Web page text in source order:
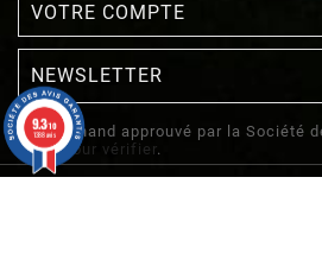
VOTRE COMPTE
NEWSLETTER
Marchand approuvé par la Société
ici pour vérifier.
9.3/10
1388 avis